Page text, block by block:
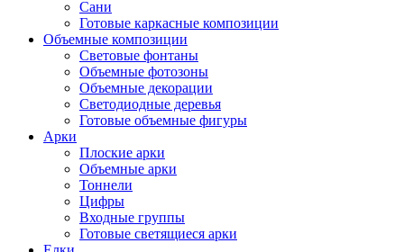
Сани
Готовые каркасные композиции
Объемные композиции
Световые фонтаны
Объемные фотозоны
Объемные декорации
Светодиодные деревья
Готовые объемные фигуры
Арки
Плоские арки
Объемные арки
Тоннели
Цифры
Входные группы
Готовые светящиеся арки